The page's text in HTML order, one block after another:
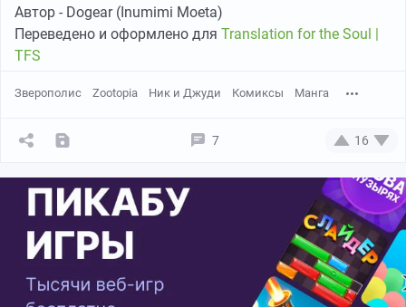
Автор - Dogear (Inumimi Moeta)
Переведено и оформлено для Translation for the Soul |
TFS
Зверополис Zootopia Ник и Джуди Комиксы Манга
7 16